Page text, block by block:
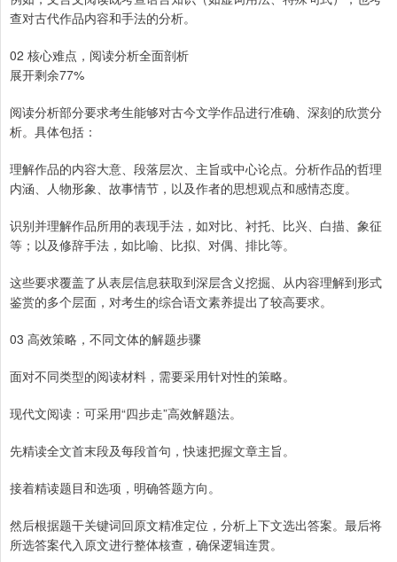
查对古代作品内容和手法的分析。
02 核心难点，阅读分析全面剖析
展开剩余77%
阅读分析部分要求考生能够对古今文学作品进行准确、深刻的欣赏分
析。具体包括：
理解作品的内容大意、段落层次、主旨或中心论点。分析作品的哲理
内涵、人物形象、故事情节，以及作者的思想观点和感情态度。
识别并理解作品所用的表现手法，如对比、衬托、比兴、白描、象征
等；以及修辞手法，如比喻、比拟、对偶、排比等。
这些要求覆盖了从表层信息获取到深层含义挖掘、从内容理解到形式
鉴赏的多个层面，对考生的综合语文素养提出了较高要求。
03 高效策略，不同文体的解题步骤
面对不同类型的阅读材料，需要采用针对性的策略。
现代文阅读：可采用“四步走”高效解题法。
先精读全文首末段及每段首句，快速把握文章主旨。
接着精读题目和选项，明确答题方向。
然后根据题干关键词回原文精准定位，分析上下文选出答案。最后将
所选答案代入原文进行整体核查，确保逻辑连贯。